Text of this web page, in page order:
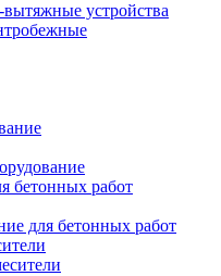
устройства
бетонных работ
для бетонных работ